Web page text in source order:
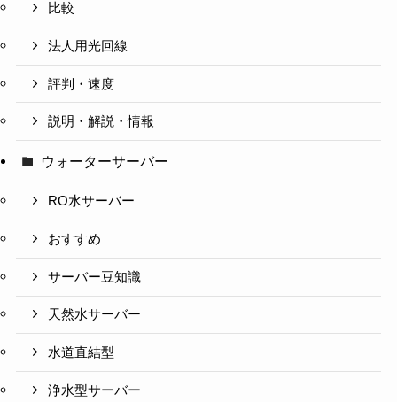
比較
法人用光回線
評判・速度
説明・解説・情報
ウォーターサーバー
RO水サーバー
おすすめ
サーバー豆知識
天然水サーバー
水道直結型
浄水型サーバー